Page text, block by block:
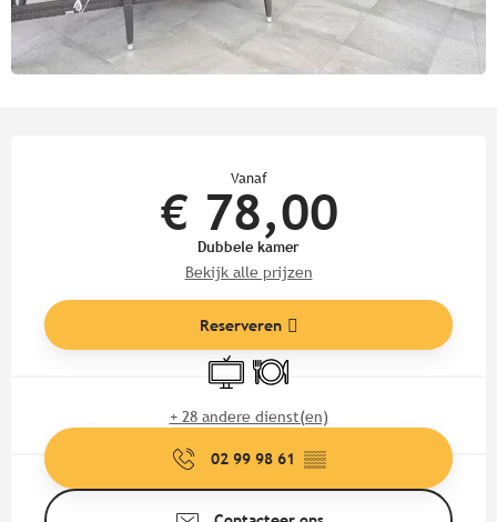
Vanaf
€ 78,00
Dubbele kamer
Bekijk alle prijzen
Reserveren
TelevisieRestaurant
+ 28 andere dienst(en)
02 99 98 61 ▒▒